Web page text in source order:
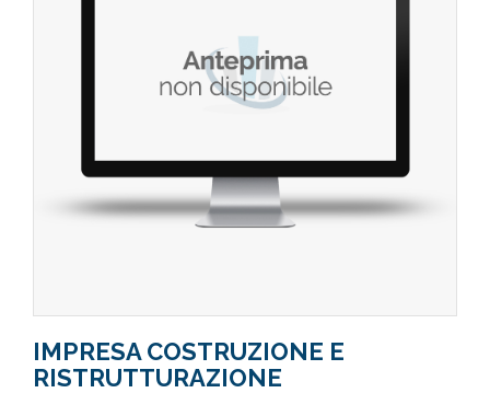
IMPRESA COSTRUZIONE E
RISTRUTTURAZIONE